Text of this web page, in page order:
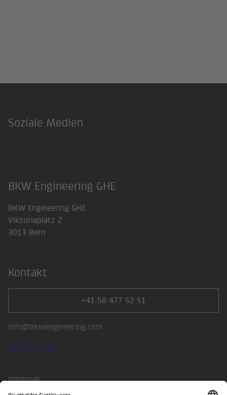
Footer
Soziale Medien
BKW Engineering GHE
BKW Engineering GHE
Viktoriaplatz 2
3013 Bern
Kontakt
+41 58 477 52 51
info@bkwengineering.com
Integrity Line
Impressum